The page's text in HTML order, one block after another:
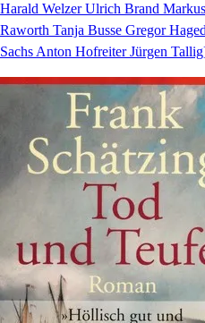
Harald Welzer Ulrich Brand
Raworth Tanja Busse Gregor
Sachs Anton Hofreiter Jürgen